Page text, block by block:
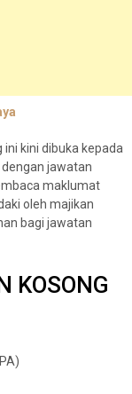
kini dibuka kepada
jawatan
maklumat
oleh majikan
bagi jawatan
KOSONG